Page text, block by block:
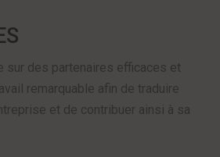
sur des partenaires efficaces et
remarquable afin de traduire
et de contribuer ainsi à sa